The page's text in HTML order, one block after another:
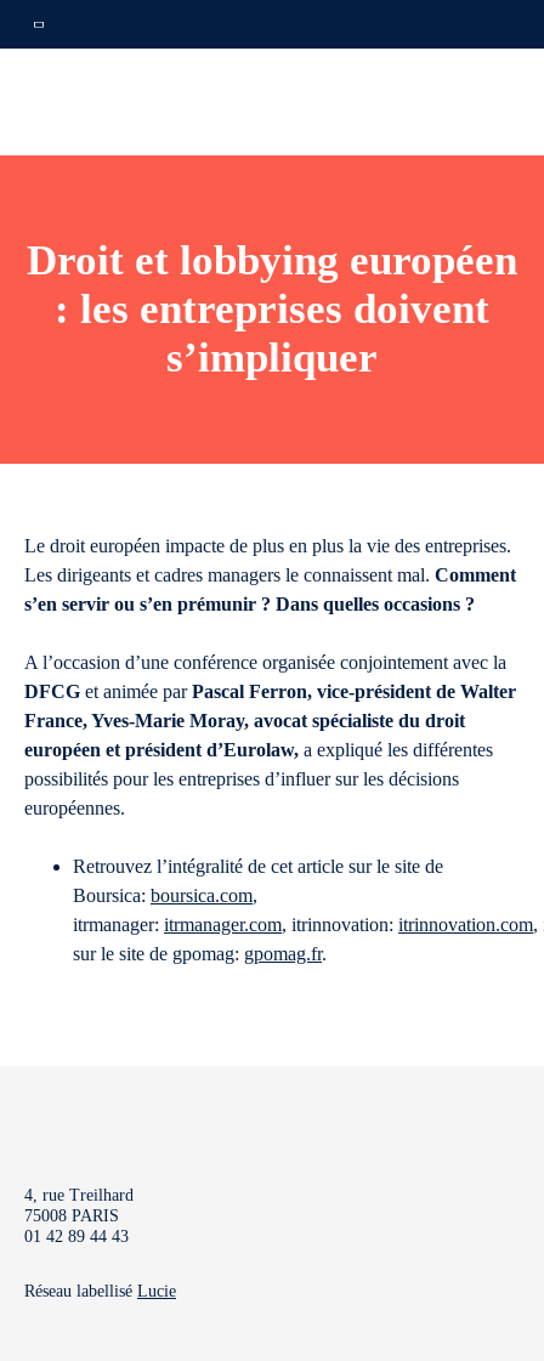
Droit et lobbying européen
: les entreprises doivent
s’impliquer
Le droit européen impacte de plus en plus la vie des entreprises.
Les dirigeants et cadres managers le connaissent mal. Comment
s’en servir ou s’en prémunir ? Dans quelles occasions ?
A l’occasion d’une conférence organisée conjointement avec la
DFCG et animée parPascal Ferron, vice-président de Walter
France, Yves-Marie Moray, avocat spécialiste du droit
européen et président d’Eurolaw, a expliqué les différentes
possibilités pour les entreprises d’influer sur les décisions
européennes.
Retrouvez l’intégralité de cet article sur le site de
Boursica: boursica.com,
itrmanager: itrmanager.com, itrinnovation: itrinnovation.com,
sur le site de gpomag: gpomag.fr.
4, rue Treilhard
75008 PARIS
01 42 89 44 43
Réseau labellisé Lucie